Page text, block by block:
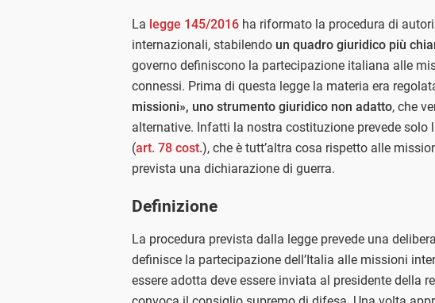
La legge 145/2016 ha riformato la procedura di
internazionali, stabilendo un quadro giuridico più
governo definiscono la partecipazione italiana alle
connessi. Prima di questa legge la materia era
missioni», uno strumento giuridico non adatto, che
alternative. Infatti la nostra costituzione prevede solo
(art. 78 cost.), che è tutt’altra cosa rispetto alle
prevista una dichiarazione di guerra.
Definizione
La procedura prevista dalla legge prevede una
definisce la partecipazione dell’Italia alle missioni
essere adotta deve essere inviata al presidente della